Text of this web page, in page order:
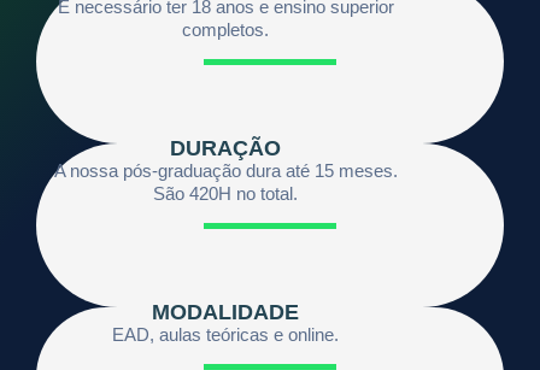
É necessário ter 18 anos e ensino superior
completos.
DURAÇÃO
A nossa pós-graduação dura até 15 meses.
São 420H no total.
MODALIDADE
EAD, aulas teóricas e online.